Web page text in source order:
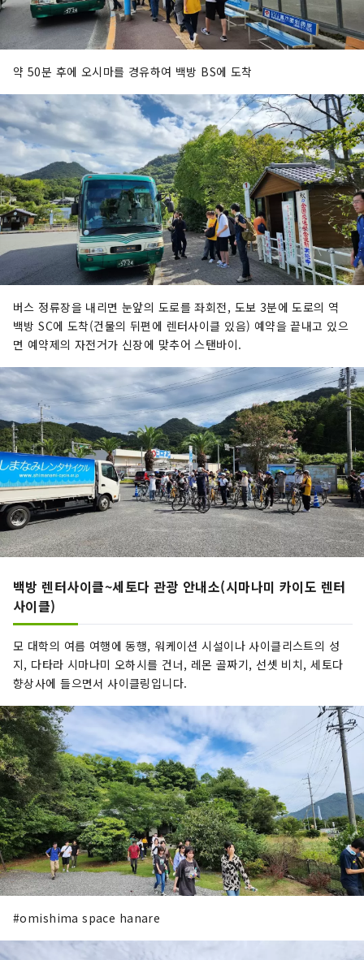
약 50분 후에 오시마를 경유하여 백방 BS에 도착
버스 정류장을 내리면 눈앞의 도로를 좌회전, 도보 3분에 도로의 역
백방 SC에 도착(건물의 뒤편에 렌터사이클 있음) 예약을 끝내고 있으
면 예약제의 자전거가 신장에 맞추어 스탠바이.
백방 렌터사이클~세토다 관광 안내소(시마나미 카이도 렌터
사이클)
모 대학의 여름 여행에 동행, 워케이션 시설이나 사이클리스트의 성
지, 다타라 시마나미 오하시를 건너, 레몬 골짜기, 선셋 비치, 세토다
향상사에 들으면서 사이클링입니다.
#omishima space hanare